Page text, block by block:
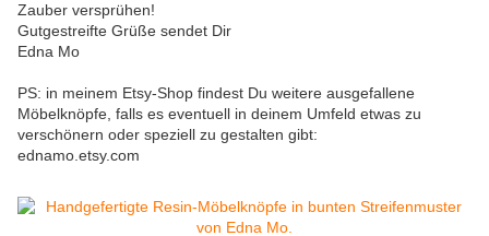
Zauber versprühen!
Gutgestreifte Grüße sendet Dir
Edna Mo
PS: in meinem Etsy-Shop findest Du weitere ausgefallene
Möbelknöpfe, falls es eventuell in deinem Umfeld etwas zu
verschönern oder speziell zu gestalten gibt:
ednamo.etsy.com